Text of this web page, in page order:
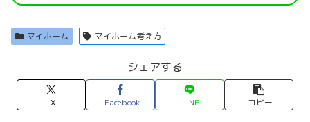
マイホーム マイホーム考え方
シェアする
X Facebook LINE コピー